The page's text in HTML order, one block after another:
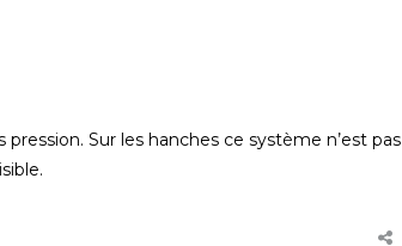
Sur les hanches ce système n’est pas